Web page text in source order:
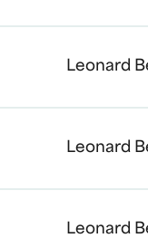
Leonard
Leonard
Leonard